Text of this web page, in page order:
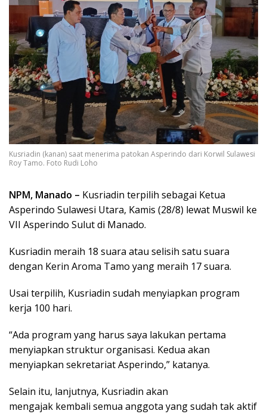
Kusriadin (kanan) saat menerima patokan Asperindo dari Korwil Sulawesi
Roy Tamo. Foto Rudi Loho
NPM, Manado – Kusriadin terpilih sebagai Ketua
Asperindo Sulawesi Utara, Kamis (28/8) lewat Muswil ke
VII Asperindo Sulut di Manado.
Kusriadin meraih 18 suara atau selisih satu suara
dengan Kerin Aroma Tamo yang meraih 17 suara.
Usai terpilih, Kusriadin sudah menyiapkan program
kerja 100 hari.
“Ada program yang harus saya lakukan pertama
menyiapkan struktur organisasi. Kedua akan
menyiapkan sekretariat Asperindo,” katanya.
Selain itu, lanjutnya, Kusriadin akan
mengajak kembali semua anggota yang sudah tak aktif